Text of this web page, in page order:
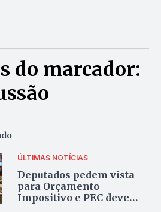
do marcador:
ÚLTIMAS NOTÍCIAS
Deputados pedem vista
para Orçamento
Impositivo e PEC deve